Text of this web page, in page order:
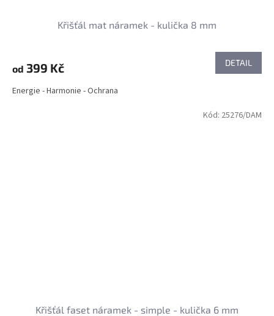
Křišťál mat náramek - kulička 8 mm
od 399 Kč DETAIL
Energie - Harmonie - Ochrana
Křišťál faset náramek - simple - kulička 6 mm
Kód: 25276/DAM